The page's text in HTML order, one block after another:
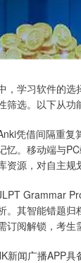
，学习软件的
筛选。以下从功
凭借间隔重
忆。移动端与
资源，对自主规
Grammar
。其智能错题
订阅解锁，考生
新闻广播APP